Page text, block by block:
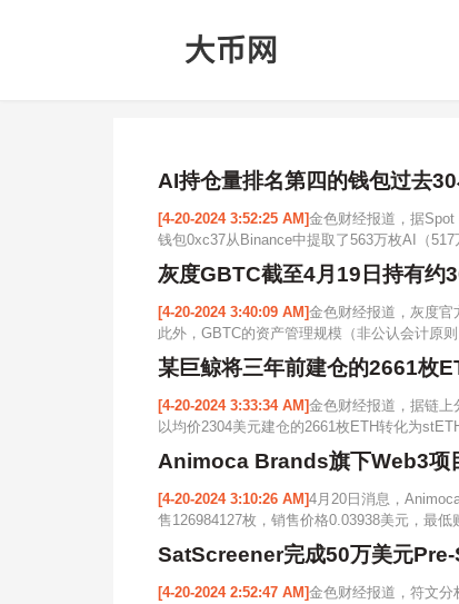
AI持仓量排名第四的钱包过去
[4-20-2024 3:52:25 AM]金色财经报道，据
钱包0xc37从Binance中提取了563万枚AI（
灰度GBTC截至4月19日持有约
[4-20-2024 3:40:09 AM]金色财经报道，灰度官
此外，GBTC的资产管理规模（非公认会计原
某巨鲸将三年前建仓的2661枚
[4-20-2024 3:33:34 AM]金色财经报道，据链上
以均价2304美元建仓的2661枚ETH转化为
Animoca Brands旗下Web3项
[4-20-2024 3:10:26 AM]4月20日消息，
售126984127枚，销售价格0.03938美元，最
SatScreener完成50万美元
[4-20-2024 2:52:47 AM]金色财经报道，符文分